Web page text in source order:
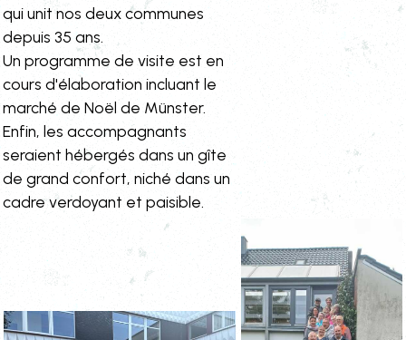
qui unit nos deux communes
depuis 35 ans.
Un programme de visite est en
cours d'élaboration incluant le
marché de Noël de Münster.
Enfin, les accompagnants
seraient hébergés dans un gîte
de grand confort, niché dans un
cadre verdoyant et paisible.